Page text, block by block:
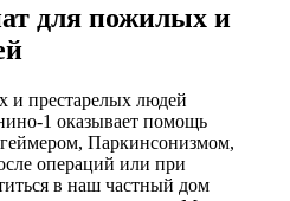
для пожилых и
престарелых людей
1 оказывает помощь
Паркинсонизмом,
операций или при
в наш частный дом